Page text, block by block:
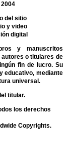
del sitio
y video
digital
y manuscritos
o titulares de
fin de lucro. Su
educativo, mediante
universal.
titular.
los derechos
Copyrights.